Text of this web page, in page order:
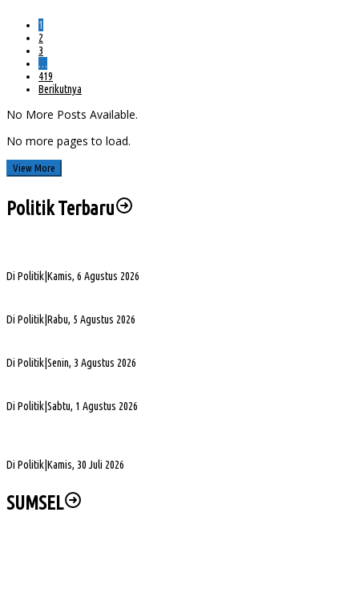
1
2
3
…
419
Berikutnya
No More Posts Available.
No more pages to load.
View More
Politik Terbaru
Di Politik Kamis, 6 Agustus 2026
Di Politik Rabu, 5 Agustus 2026
Di Politik Senin, 3 Agustus 2026
Di Politik Sabtu, 1 Agustus 2026
Di Politik Kamis, 30 Juli 2026
SUMSEL